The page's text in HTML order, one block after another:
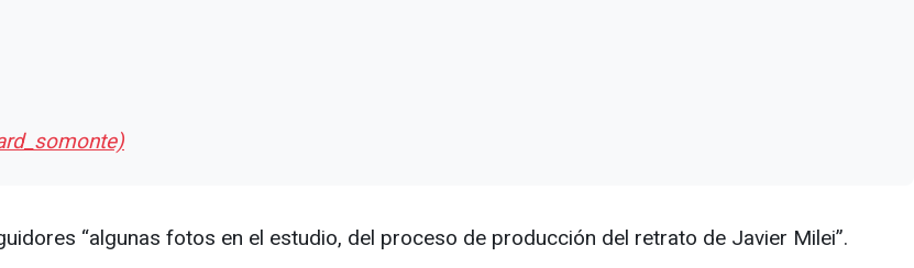
“algunas fotos en el estudio, del proceso de producción del retrato de Javier Milei”.